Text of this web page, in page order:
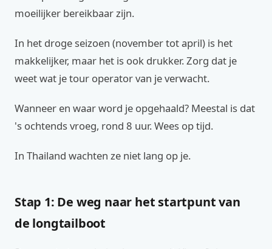
moeilijker bereikbaar zijn.
In het droge seizoen (november tot april) is het
makkelijker, maar het is ook drukker. Zorg dat je
weet wat je tour operator van je verwacht.
Wanneer en waar word je opgehaald? Meestal is dat
's ochtends vroeg, rond 8 uur. Wees op tijd.
In Thailand wachten ze niet lang op je.
Stap 1: De weg naar het startpunt van
de longtailboot